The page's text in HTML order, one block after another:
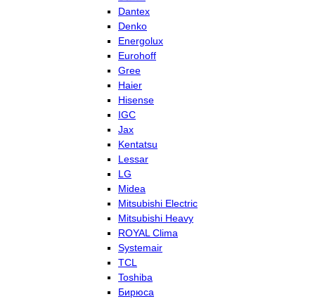
Dantex
Denko
Energolux
Eurohoff
Gree
Haier
Hisense
IGC
Jax
Kentatsu
Lessar
LG
Midea
Mitsubishi Electric
Mitsubishi Heavy
ROYAL Clima
Systemair
TCL
Toshiba
Бирюса